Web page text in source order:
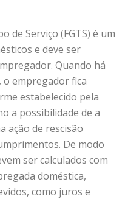
de Serviço (FGTS) é um
e deve ser
Quando há
empregador fica
estabelecido pela
a possibilidade de a
ação de rescisão
De modo
ser calculados com
doméstica,
como juros e